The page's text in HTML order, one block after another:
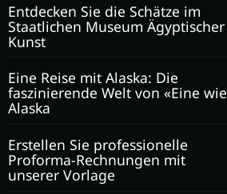
Entdecken Sie die Schätze im
Staatlichen Museum Ägyptischer
Kunst
Eine Reise mit Alaska: Die
faszinierende Welt von «Eine wie
Alaska
Erstellen Sie professionelle
Proforma-Rechnungen mit
unserer Vorlage